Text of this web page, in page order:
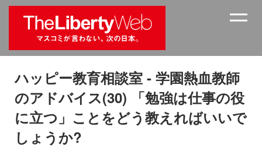
ハッピー教育相談室 - 学園熱血教師
のアドバイス(30) 「勉強は仕事の役
に立つ」ことをどう教えればいいで
しょうか?